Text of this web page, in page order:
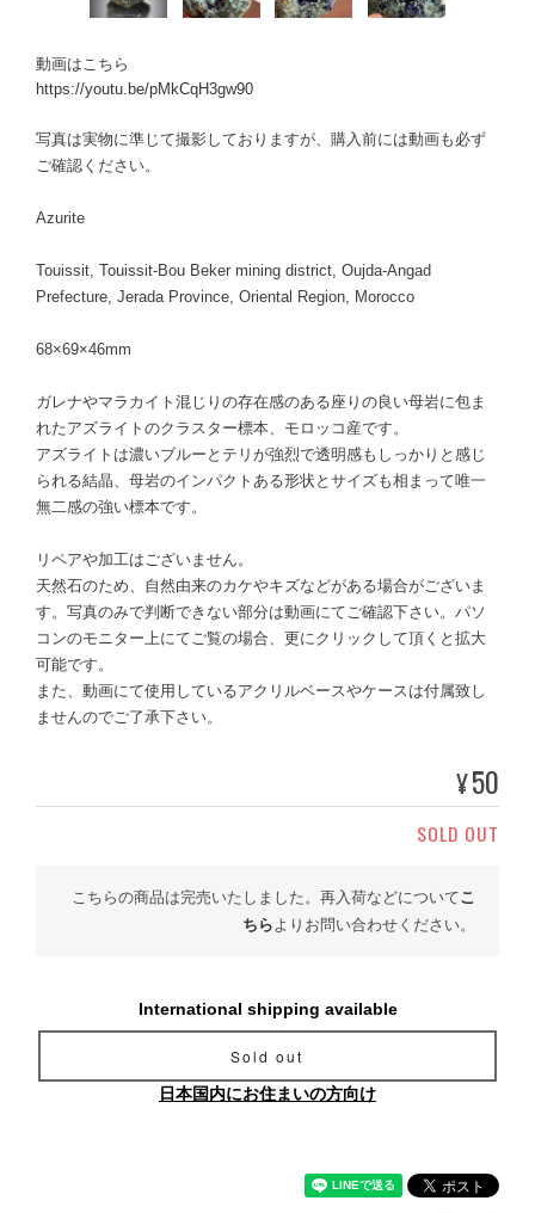
動画はこちら
https://youtu.be/pMkCqH3gw90
写真は実物に準じて撮影しておりますが、購入前には動画も必ず
ご確認ください。
Azurite
Touissit, Touissit-Bou Beker mining district, Oujda-Angad
Prefecture, Jerada Province, Oriental Region, Morocco
68×69×46mm
ガレナやマラカイト混じりの存在感のある座りの良い母岩に包ま
れたアズライトのクラスター標本、モロッコ産です。
アズライトは濃いブルーとテリが強烈で透明感もしっかりと感じ
られる結晶、母岩のインパクトある形状とサイズも相まって唯一
無二感の強い標本です。
リペアや加工はございません。
天然石のため、自然由来のカケやキズなどがある場合がございま
す。写真のみで判断できない部分は動画にてご確認下さい。パソ
コンのモニター上にてご覧の場合、更にクリックして頂くと拡大
可能です。
また、動画にて使用しているアクリルベースやケースは付属致し
ませんのでご了承下さい。
¥50
SOLD OUT
こちらの商品は完売いたしました。再入荷などについてこ
ちらよりお問い合わせください。
International shipping available
Sold out
日本国内にお住まいの方向け